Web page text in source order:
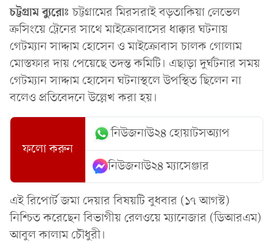
চট্টগ্রাম ব্যুরোঃ চট্টগ্রামের মিরসরাই বড়তাকিয়া লেভেল
ক্রসিংয়ে ট্রেনের সাথে মাইক্রোবাসের ধাক্কার ঘটনায়
গেটম্যান সাদ্দাম হোসেন ও মাইক্রোবাস চালক গোলাম
মোস্তফার দায় পেয়েছে তদন্ত কমিটি। এছাড়া দুর্ঘটনার সময়
গেটম্যান সাদ্দাম হোসেন ঘটনাস্থলে উপস্থিত ছিলেন না
বলেও প্রতিবেদনে উল্লেখ করা হয়।
ফলো করুন
নিউজনাউ২৪ হোয়াটসঅ্যাপ
নিউজনাউ২৪ ম্যাসেঞ্জার
এই রিপোর্ট জমা দেয়ার বিষয়টি বুধবার (১৭ আগস্ট)
নিশ্চিত করেছেন বিভাগীয় রেলওয়ে ম্যানেজার (ডিআরএম)
আবুল কালাম চৌধুরী।